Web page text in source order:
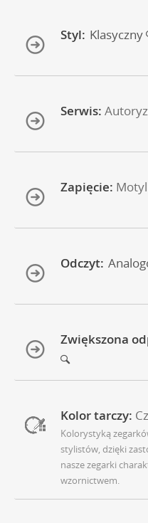
Styl: Klasyczny
Serwis:
Zapięcie:
Odczyt:
Zwiększona
Kolor tarczy:
Kolorystyką
stylistów, dzięki
nasze zegarki
wzornictwem.